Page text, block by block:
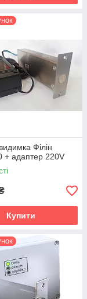
Філін
+ адаптер 220V
Купити